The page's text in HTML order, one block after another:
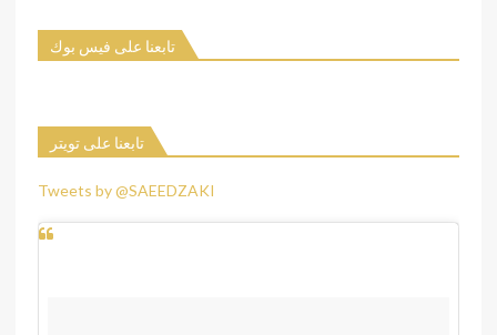
تابعنا على فيس بوك
تابعنا على تويتر
Tweets by @SAEEDZAKI